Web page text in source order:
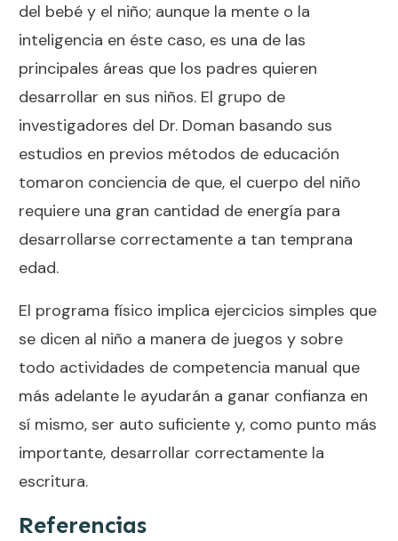
del bebé y el niño; aunque la mente o la
inteligencia en éste caso, es una de las
principales áreas que los padres quieren
desarrollar en sus niños. El grupo de
investigadores del Dr. Doman basando sus
estudios en previos métodos de educación
tomaron conciencia de que, el cuerpo del niño
requiere una gran cantidad de energía para
desarrollarse correctamente a tan temprana
edad.
El programa físico implica ejercicios simples que
se dicen al niño a manera de juegos y sobre
todo actividades de competencia manual que
más adelante le ayudarán a ganar confianza en
sí mismo, ser auto suficiente y, como punto más
importante, desarrollar correctamente la
escritura.
Referencias